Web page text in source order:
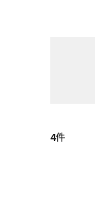
4件